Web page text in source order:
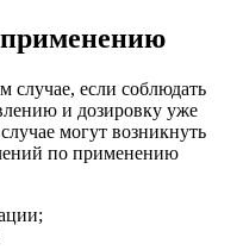
случае, если соблюдать
и дозировку уже
могут возникнуть
по применению